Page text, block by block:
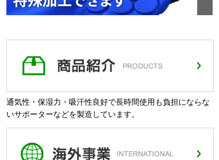
通気性・保湿力・吸汗性良好で長時間使用も負担にならな
いサポーターなどを製造しています。